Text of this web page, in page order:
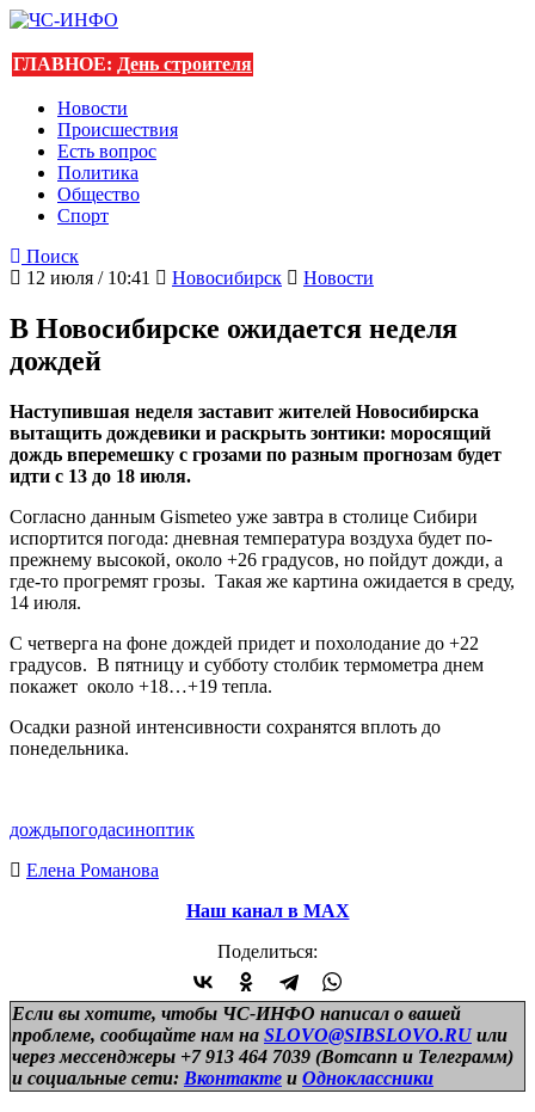
ГЛАВНОЕ: День строителя
Новости
Происшествия
Есть вопрос
Политика
Общество
Спорт
Поиск
12 июля / 10:41
Новосибирск Новости
В Новосибирске ожидается неделя
дождей
Наступившая неделя заставит жителей Новосибирска
вытащить дождевики и раскрыть зонтики: моросящий
дождь вперемешку с грозами по разным прогнозам будет
идти с 13 до 18 июля.
Согласно данным Gismeteo уже завтра в столице Сибири
испортится погода: дневная температура воздуха будет по-
прежнему высокой, около +26 градусов, но пойдут дожди, а
где-то прогремят грозы. Такая же картина ожидается в среду,
14 июля.
С четверга на фоне дождей придет и похолодание до +22
градусов. В пятницу и субботу столбик термометра днем
покажет около +18…+19 тепла.
Осадки разной интенсивности сохранятся вплоть до
понедельника.
дождьпогодасиноптик
Елена Романова
Наш канал в МАХ
Поделиться:
Если вы хотите, чтобы ЧС-ИНФО написал о вашей
проблеме, сообщайте нам на SLOVO@SIBSLOVO.RU или
через мессенджеры +7 913 464 7039 (Вотсапп и Телеграмм)
и социальные сети: Вконтакте и Одноклассники